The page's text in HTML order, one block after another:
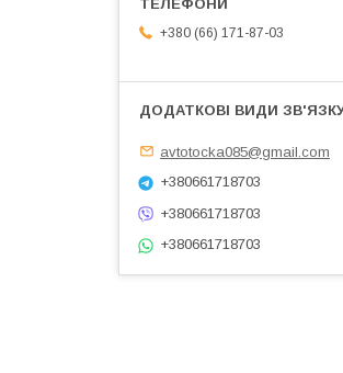
+380 (66) 171-87-03
avtotocka085@gmail.com
+380661718703
+380661718703
+380661718703